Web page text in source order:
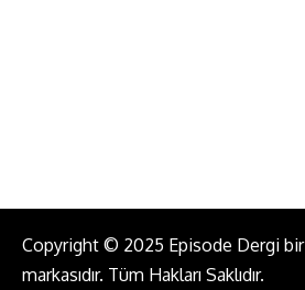
Copyright © 2025 Episode Dergi bir
markasıdır. Tüm Hakları Saklıdır.